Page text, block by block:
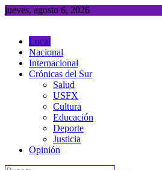
Saltar
jueves, agosto 6, 2026
Local
Nacional
Internacional
Crónicas del Sur
Salud
USFX
Cultura
Educación
Deporte
Justicia
Opinión